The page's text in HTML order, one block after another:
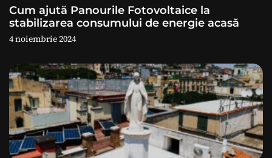
e
Cum ajută Panourile Fotovoltaice la
stabilizarea consumului de energie acasă
4 noiembrie 2024